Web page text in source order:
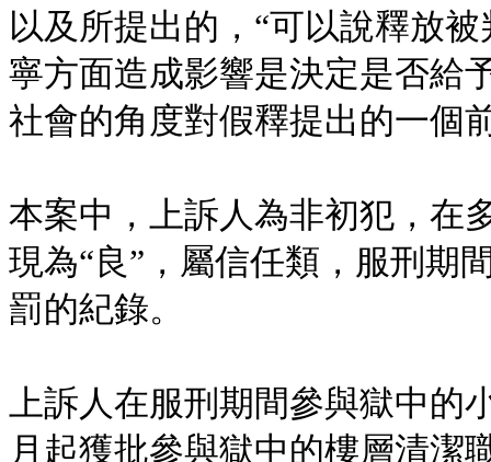
以及所提出的，“可以說釋放
寧方面造成影響是決定是否給
社會的角度對假釋提出的一個
本案中，上訴人為非初犯，在
現為“良”，屬信任類，服刑期
罰的紀錄。
上訴人在服刑期間參與獄中的
月起獲批參與獄中的樓層清潔